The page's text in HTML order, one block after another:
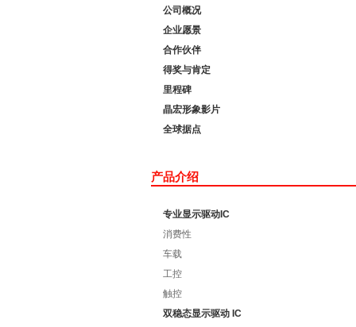
公司概况
企业愿景
合作伙伴
得奖与肯定
里程碑
晶宏形象影片
全球据点
产品介绍
专业显示驱动IC
消费性
车载
工控
触控
双稳态显示驱动 IC